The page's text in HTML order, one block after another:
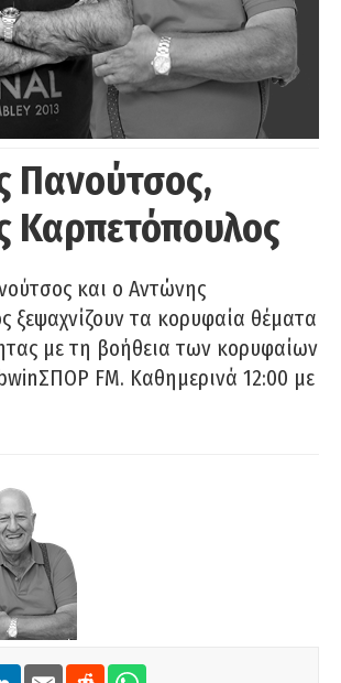
Πανούτσος,
Καρπετόπουλος
και ο Αντώνης
ξεψαχνίζουν τα κορυφαία θέματα
με τη βοήθεια των κορυφαίων
FM. Καθημερινά 12:00 με